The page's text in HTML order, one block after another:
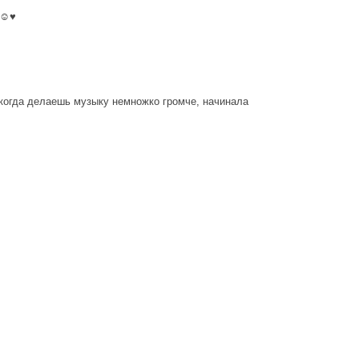
☺️♥️
делаешь музыку немножко громче, начинала